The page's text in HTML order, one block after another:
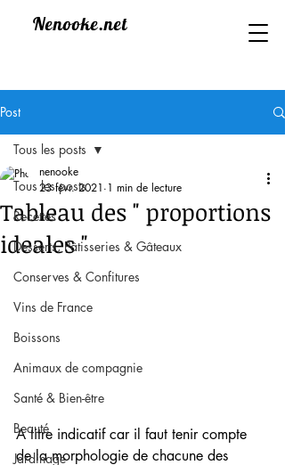
Nenooke.net
Post
Tous les posts
Recettes
Desserts, Pâtisseries & Gâteaux
Conserves & Confitures
Vins de France
Boissons
Animaux de compagnie
Santé & Bien-être
Beauté
Jardinage
Tous les posts
Tableau des " proportions
ideales "
nenooke
23 févr. 2021 1 min de lecture
A titre indicatif car il faut tenir compte
de la morphologie de chacune des